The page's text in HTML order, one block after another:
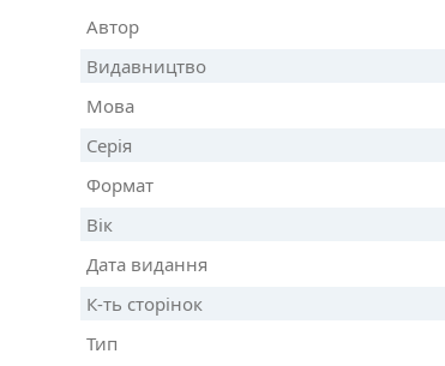
Автор
Видавництво
Мова
Серія
Формат
Вік
Дата видання
К-ть сторінок
Тип